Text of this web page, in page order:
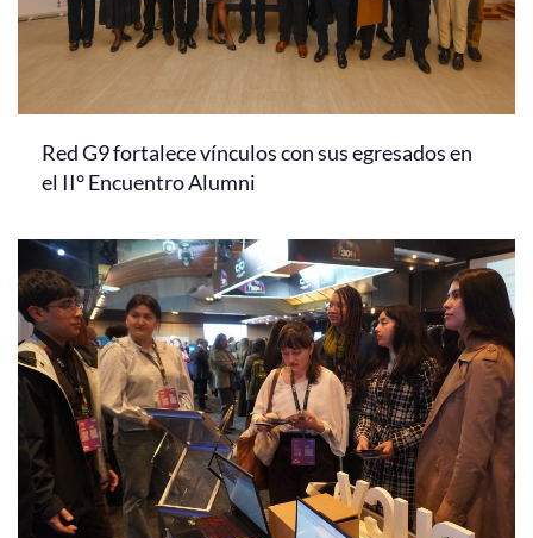
Red G9 fortalece vínculos con sus egresados en
el II° Encuentro Alumni